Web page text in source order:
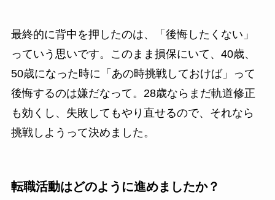
最終的に背中を押したのは、「後悔したくない」
っていう思いです。このまま損保にいて、40歳、
50歳になった時に「あの時挑戦しておけば」って
後悔するのは嫌だなって。28歳ならまだ軌道修正
も効くし、失敗してもやり直せるので、それなら
挑戦しようって決めました。
転職活動はどのように進めましたか？